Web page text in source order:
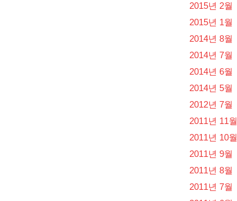
2015년 2월
2015년 1월
2014년 8월
2014년 7월
2014년 6월
2014년 5월
2012년 7월
2011년 11월
2011년 10월
2011년 9월
2011년 8월
2011년 7월